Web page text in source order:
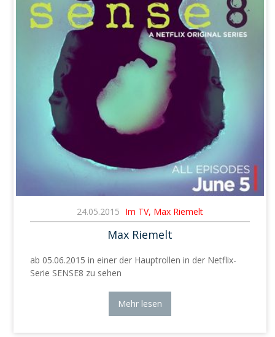
24.05.2015 Im TV, Max Riemelt
Max Riemelt
ab 05.06.2015 in einer der Hauptrollen in der Netflix-
Serie SENSE8 zu sehen
Mehr lesen